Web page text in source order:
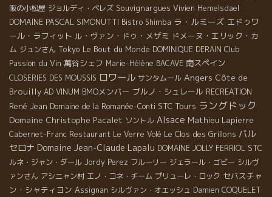
阪の小松屋 ジョルディ・ペレズ Souvignargues Vivien Hemelsdael
DOMAINE PASCAL SIMONUTTI Bistro Shimba ラ・ルミーズ エドゥワ
ール・ラフィット ル・ヴァン・ドゥ・メザミ ドメーヌ・エリック・カ
ム ジュンさん Tokyo Le Bout du Monde DOMINIQUE DERAIN Club
Passion du Vin 萬谷シェフ Marie-Hélène BACAVE 南スペイン
CLOSERIES DES MOUSSIS ロワール サンタムール Angers Côte de
Brouilly AD VINUM BMOメンバー ブルノ・シュレール RECREATION
René Jean Domaine de la Romanée-Conti STC Tours ラングドック
Domaine Christophe Pacalet ソントル Alsace Mathieu Lapierre
Cabernet-Franc Restaurant Le Verre Volé Le Clos des Grillons バル
セロナ Domaine Jean-Claude Lapalu DOMAINE JOLLY FERRIOL STC
ルネ・ジャン・ダール Jordy Perez フルーリー ジェラール・ゴビー シルヴ
ァンさん アシニャン村 エノ・コネ・チーム プリューレ・ロック セバスチャ
ン・シャティヨン Assignan シルヴァン・オエッシュ Damien COQUELET